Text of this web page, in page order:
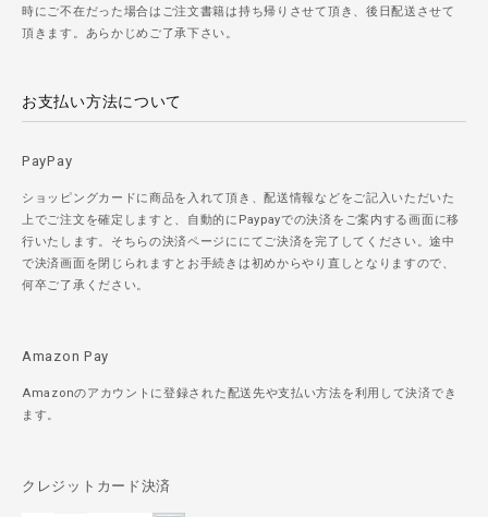
時にご不在だった場合はご注文書籍は持ち帰りさせて頂き、後日配送させて
頂きます。あらかじめご了承下さい。
お支払い方法について
PayPay
ショッピングカードに商品を入れて頂き、配送情報などをご記入いただいた
上でご注文を確定しますと、自動的にPaypayでの決済をご案内する画面に移
行いたします。そちらの決済ページににてご決済を完了してください。途中
で決済画面を閉じられますとお手続きは初めからやり直しとなりますので、
何卒ご了承ください。
Amazon Pay
Amazonのアカウントに登録された配送先や支払い方法を利用して決済でき
ます。
クレジットカード決済